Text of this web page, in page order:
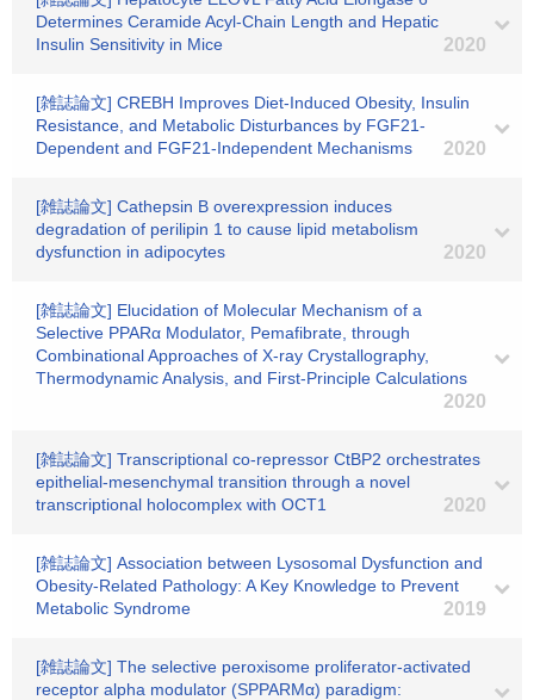
Determines Ceramide Acyl‐Chain Length and Hepatic
Insulin Sensitivity in Mice
2020
[雑誌論文] CREBH Improves Diet-Induced Obesity, Insulin
Resistance, and Metabolic Disturbances by FGF21-
Dependent and FGF21-Independent Mechanisms
2020
[雑誌論文] Cathepsin B overexpression induces
degradation of perilipin 1 to cause lipid metabolism
dysfunction in adipocytes
2020
[雑誌論文] Elucidation of Molecular Mechanism of a
Selective PPARα Modulator, Pemafibrate, through
Combinational Approaches of X-ray Crystallography,
Thermodynamic Analysis, and First-Principle Calculations
2020
[雑誌論文] Transcriptional co-repressor CtBP2 orchestrates
epithelial-mesenchymal transition through a novel
transcriptional holocomplex with OCT1
2020
[雑誌論文] Association between Lysosomal Dysfunction and
Obesity-Related Pathology: A Key Knowledge to Prevent
Metabolic Syndrome
2019
[雑誌論文] The selective peroxisome proliferator-activated
receptor alpha modulator (SPPARMα) paradigm: